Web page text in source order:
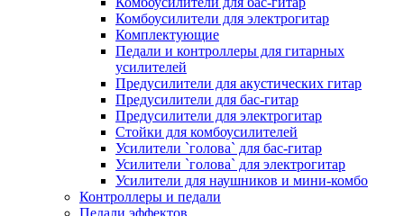
Комбоусилители для электрогитар
Комплектующие
Педали и контроллеры для гитарных
усилителей
Предусилители для акустических гитар
Предусилители для бас-гитар
Предусилители для электрогитар
Стойки для комбоусилителей
Усилители `голова` для бас-гитар
Усилители `голова` для электрогитар
Усилители для наушников и мини-комбо
Контроллеры и педали
Педали эффектов